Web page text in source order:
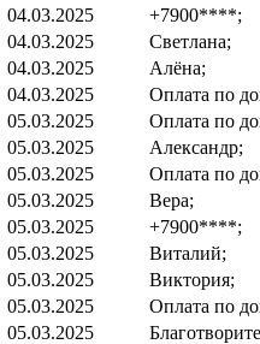
04.03.2025
+7900****;
04.03.2025
Светлана;
04.03.2025
Алёна;
04.03.2025
Оплата по
05.03.2025
Оплата по
05.03.2025
Александр;
05.03.2025
Оплата по
05.03.2025
Вера;
05.03.2025
+7900****;
05.03.2025
Виталий;
05.03.2025
Виктория;
05.03.2025
Оплата по
05.03.2025